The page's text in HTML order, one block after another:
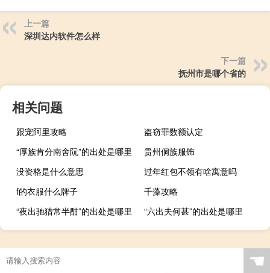
上一篇
深圳达内软件怎么样
下一篇
抚州市是哪个省的
相关问题
跟宠阿里攻略
盗窃罪数额认定
“厚族肯分南舍阮”的出处是哪里
贵州侗族服饰
没资格是什么意思
过年红包不领有啥寓意吗
f的衣服什么牌子
千藻攻略
“夜出驰猎常半酣”的出处是哪里
“六出夫何甚”的出处是哪里
☚